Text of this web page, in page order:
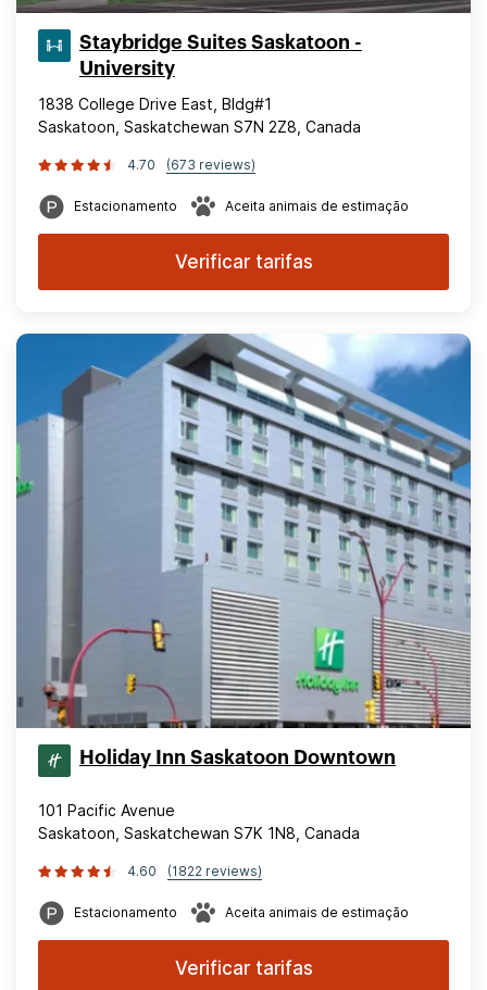
Staybridge Suites Saskatoon -
University
1838 College Drive East, Bldg#1
Saskatoon, Saskatchewan S7N 2Z8, Canada
4.70 (673 reviews)
Estacionamento Aceita animais de estimação
Verificar tarifas
Holiday Inn Saskatoon Downtown
101 Pacific Avenue
Saskatoon, Saskatchewan S7K 1N8, Canada
4.60 (1822 reviews)
Estacionamento Aceita animais de estimação
Verificar tarifas